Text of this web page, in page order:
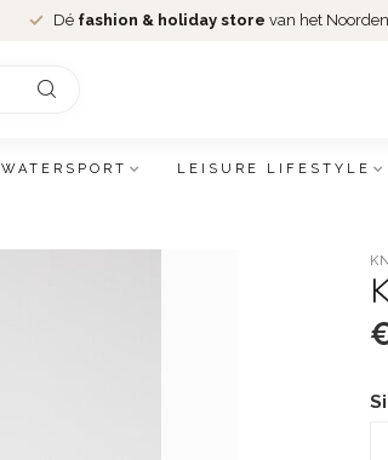
Dé fashion & holiday store van het
WATERSPORT LEISURE LIFESTYLE